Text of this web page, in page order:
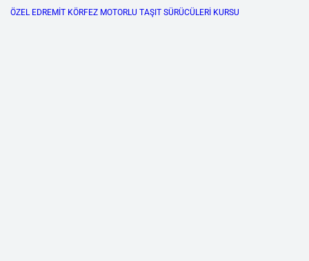
ÖZEL EDREMİT KÖRFEZ MOTORLU TAŞIT SÜRÜCÜLERİ KURSU